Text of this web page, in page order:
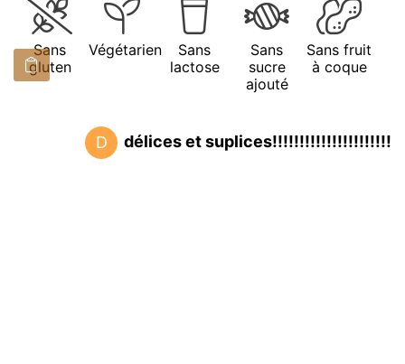
Sans
gluten
Végétarien
Sans
lactose
Sans
sucre
ajouté
Sans fruit
à coque
D délices et suplices!!!!!!!!!!!!!!!!!!!!!!